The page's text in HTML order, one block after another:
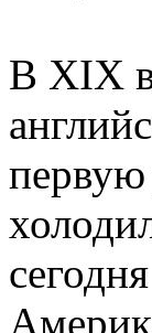
В XIX